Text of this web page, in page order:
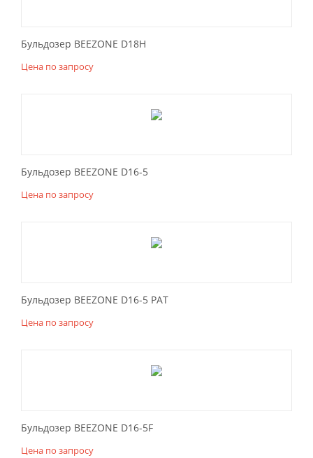
Бульдозер BEEZONE D18Н
Цена по запросу
Бульдозер BEEZONE D16-5
Цена по запросу
Бульдозер BEEZONE D16-5 PAT
Цена по запросу
Бульдозер BEEZONE D16-5F
Цена по запросу